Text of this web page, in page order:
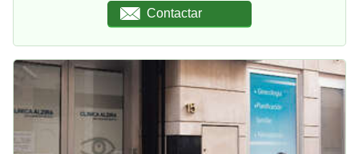
Contactar